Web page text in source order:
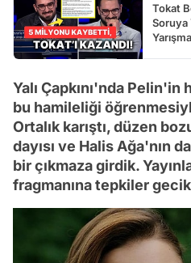
Tokat
Soruya
Yalı Çapkını'nda
bu hamileliği
Ortalık karıştı, düzen
dayısı ve Halis Ağa'nın
bir çıkmaza girdik.
fragmanına tepkiler